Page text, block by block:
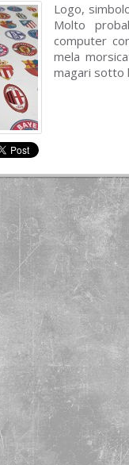
Logo,
Molto
computer
mela
magari sotto